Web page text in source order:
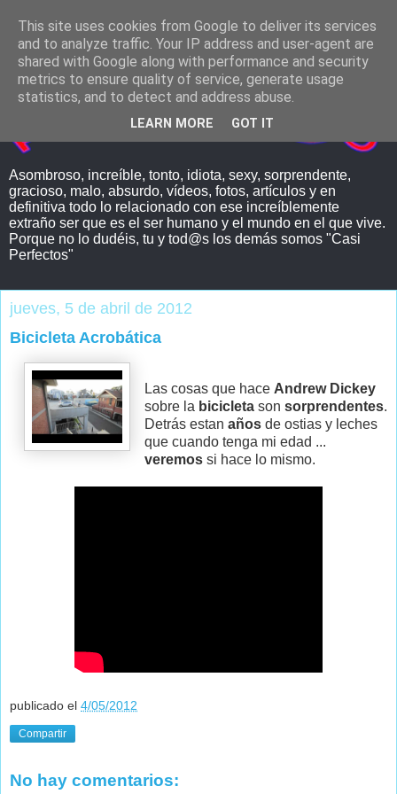
Asombroso, increíble, tonto, idiota, sexy, sorprendente,
gracioso, malo, absurdo, vídeos, fotos, artículos y en
definitiva todo lo relacionado con ese increíblemente
extraño ser que es el ser humano y el mundo en el que vive.
Porque no lo dudéis, tu y tod@s los demás somos "Casi
Perfectos"
jueves, 5 de abril de 2012
Bicicleta Acrobática
Las cosas que hace Andrew Dickey
sobre la bicicleta son sorprendentes.
Detrás estan años de ostias y leches
que cuando tenga mi edad ...
veremos si hace lo mismo.
publicado el 4/05/2012
Compartir
No hay comentarios:
This site uses cookies from Google to deliver its services
and to analyze traffic. Your IP address and user-agent are
shared with Google along with performance and security
metrics to ensure quality of service, generate usage
statistics, and to detect and address abuse.
LEARN MORE GOT IT